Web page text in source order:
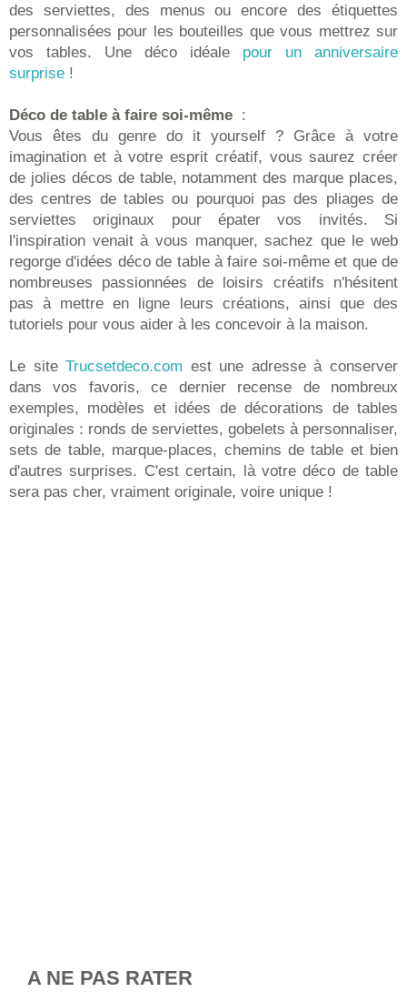
des serviettes, des menus ou encore des étiquettes
personnalisées pour les bouteilles que vous mettrez sur
vos tables. Une déco idéale pour un anniversaire
surprise !
Déco de table à faire soi-même :
Vous êtes du genre do it yourself ? Grâce à votre
imagination et à votre esprit créatif, vous saurez créer
de jolies décos de table, notamment des marque places,
des centres de tables ou pourquoi pas des pliages de
serviettes originaux pour épater vos invités. Si
l'inspiration venait à vous manquer, sachez que le web
regorge d'idées déco de table à faire soi-même et que de
nombreuses passionnées de loisirs créatifs n'hésitent
pas à mettre en ligne leurs créations, ainsi que des
tutoriels pour vous aider à les concevoir à la maison.
Le siteTrucsetdeco.com est une adresse à conserver
dans vos favoris, ce dernier recense de nombreux
exemples, modèles et idées de décorations de tables
originales : ronds de serviettes, gobelets à personnaliser,
sets de table, marque-places, chemins de table et bien
d'autres surprises. C'est certain, là votre déco de table
sera pas cher, vraiment originale, voire unique !
A NE PAS RATER